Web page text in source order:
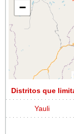
−
Distritos que
Yauli